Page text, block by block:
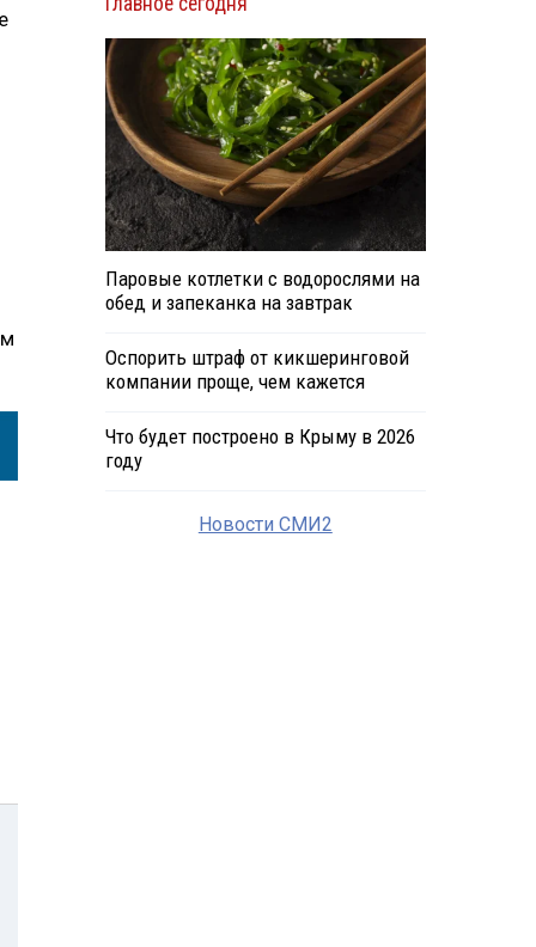
Паровые котлетки с водорослями на
обед и запеканка на завтрак
Оспорить штраф от кикшеринговой
компании проще, чем кажется
Что будет построено в Крыму в 2026
году
Новости СМИ2